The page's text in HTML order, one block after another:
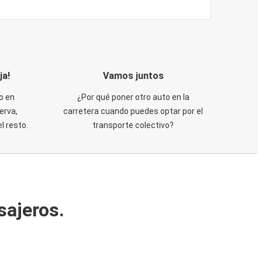
en
resto.
Vamos juntos
¿Por qué poner otro auto en la
carretera cuando puedes optar por el
transporte colectivo?